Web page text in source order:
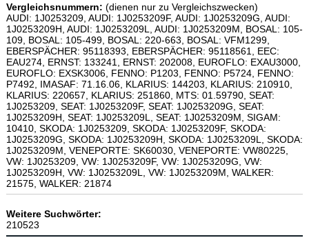
Vergleichsnummern: (dienen nur zu Vergleichszwecken)
AUDI: 1J0253209, AUDI: 1J0253209F, AUDI: 1J0253209G, AUDI:
1J0253209H, AUDI: 1J0253209L, AUDI: 1J0253209M, BOSAL: 105-
109, BOSAL: 105-499, BOSAL: 220-663, BOSAL: VFM1299,
EBERSPÄCHER: 95118393, EBERSPÄCHER: 95118561, EEC:
EAU274, ERNST: 133241, ERNST: 202008, EUROFLO: EXAU3000,
EUROFLO: EXSK3006, FENNO: P1203, FENNO: P5724, FENNO:
P7492, IMASAF: 71.16.06, KLARIUS: 144203, KLARIUS: 210910,
KLARIUS: 220657, KLARIUS: 251860, MTS: 01.59790, SEAT:
1J0253209, SEAT: 1J0253209F, SEAT: 1J0253209G, SEAT:
1J0253209H, SEAT: 1J0253209L, SEAT: 1J0253209M, SIGAM:
10410, SKODA: 1J0253209, SKODA: 1J0253209F, SKODA:
1J0253209G, SKODA: 1J0253209H, SKODA: 1J0253209L, SKODA:
1J0253209M, VENEPORTE: SK60030, VENEPORTE: VW80225,
VW: 1J0253209, VW: 1J0253209F, VW: 1J0253209G, VW:
1J0253209H, VW: 1J0253209L, VW: 1J0253209M, WALKER:
21575, WALKER: 21874
Weitere Suchwörter:
210523